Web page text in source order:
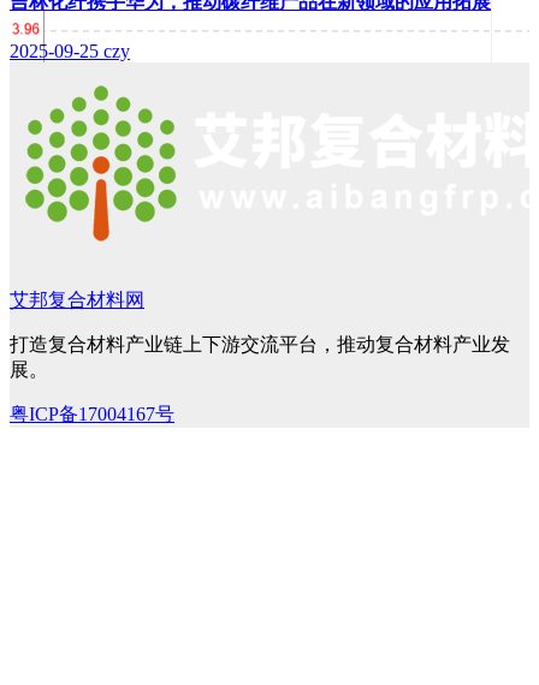
2025-09-25 czy
艾邦复合材料网
打造复合材料产业链上下游交流平台，推动复合材料产业发
展。
粤ICP备17004167号